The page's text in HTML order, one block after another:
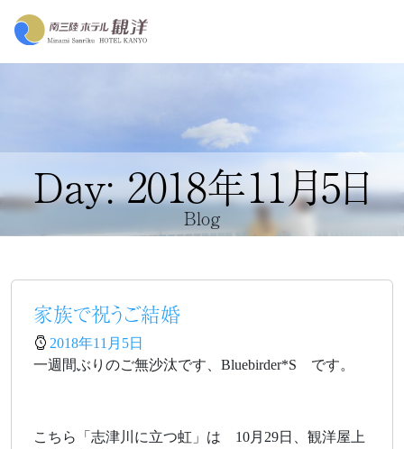
Day: 2018年11月5日
Blog
家族で祝うご結婚
2018年11月5日
一週間ぶりのご無沙汰です、Bluebirder*S です。
こちら「志津川に立つ虹」は 10月29日、観洋屋上